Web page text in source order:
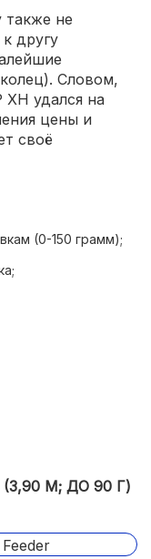
также не
другу
Словом,
XH удался на
цены и
своё
(0-150 грамм);
механическими
(3,90 М; ДО 90 Г)